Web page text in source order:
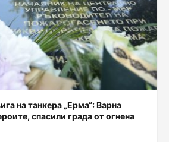
на танкера „Ерма“: Варна
спасили града от огнена